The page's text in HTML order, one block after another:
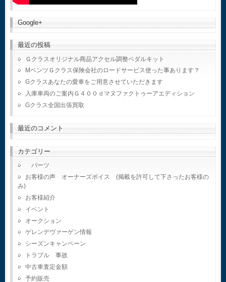
Google+
最近の投稿
Ｇクラスオリジナル商品アクセル調整ペダルキット
MベンツＧクラス保険会社のロードサービス使った事あります？
Gクラスあなたの愛車をご用意させていただきます
入庫車両のご案内Ｇ４００ｄマヌファクトゥーアエディション
Gクラス全国出張買取
最近のコメント
カテゴリー
パーツ
お客様の声 オーナーズボイス (掲載を許可して下さったお客様の
み)
お客様紹介
イベント
オークション
ゲレンデヴァーゲン情報
シーズンキャンペーン
トラブル 事故
中古車査定金額
予約販売